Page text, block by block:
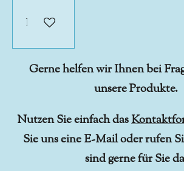
In den Warenkorb
Gerne helfen wir Ihnen bei
unsere Produkte.
Nutzen Sie einfach das
Sie uns eine E-Mail oder rufen
sind gerne für Sie